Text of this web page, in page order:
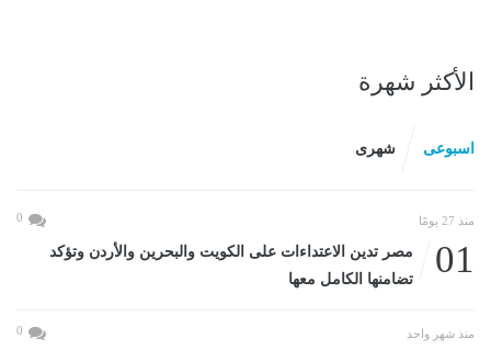
الأكثر شهرة
اسبوعى شهرى
منذ 27 يومًا 0
01
مصر تدين الاعتداءات على الكويت والبحرين والأردن وتؤكد
تضامنها الكامل معها
منذ شهر واحد 0